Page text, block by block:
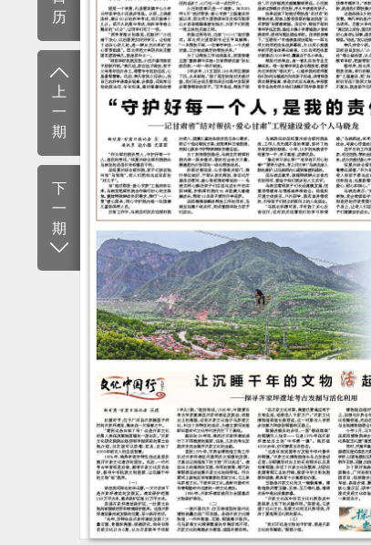
历
上
一
期
下
一
期